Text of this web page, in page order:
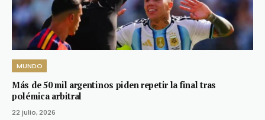
MUNDO
Más de 50 mil argentinos piden repetir la final tras
polémica arbitral
22 julio, 2026